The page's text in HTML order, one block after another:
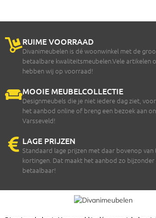
RUIME VOORRAAD
Divanimeubelen is dé woonwinkel met de
betaalbare kwaliteitsmeubelen.Vele artikelen
hebben wij op voorraad!
MOOIE MEUBELCOLLECTIE
Designmeubels die je niet iedere dag ziet,
het aanbod online of breng een bezoek aan
Varsseveld!
LAGE PRIJZEN
Standaard lage prijzen met daar bovenop
kortingen. Dat maakt het aanbod zo
betaalbaar!